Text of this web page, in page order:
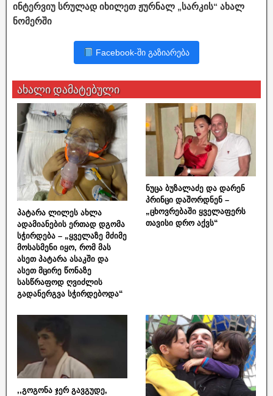
ინტერვიუ სრულად იხილეთ ჟურნალ „სარკის“ ახალ
ნომერში
Facebook-ში გაზიარება
ახალი დამატებული
პატარა ლილეს ახლა
ადამიანების ერთად დგომა
სჭირდება – „ყველაზე მძიმე
მოსასმენი იყო, რომ მას
ასეთ პატარა ასაკში და
ასეთ მცირე წონაზე
სასწრაფოდ ღვიძლის
გადანერგვა სჭირდებოდა“
ნუცა ბუზალაძე და დარენ
პრინცი დაშორდნენ –
„ცხოვრებაში ყველაფერს
თავისი დრო აქვს“
,,გოგონა ჯერ გავგუდე,